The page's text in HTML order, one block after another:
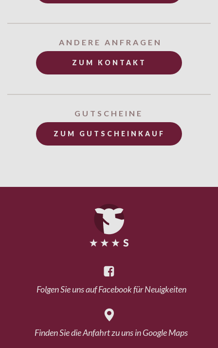
ANDERE ANFRAGEN
ZUM KONTAKT
GUTSCHEINE
ZUM GUTSCHEINKAUF

Folgen Sie uns auf Facebook für Neuigkeiten

Finden Sie die Anfahrt zu uns in Google Maps